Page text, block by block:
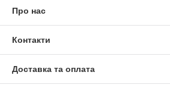
Про нас
Контакти
Доставка та оплата